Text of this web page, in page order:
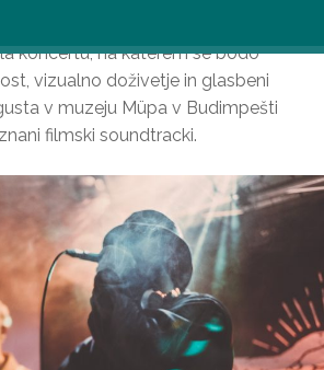
koncertu, na katerem se bodo
vizualno doživetje in glasbeni
v muzeju Müpa v Budimpešti
filmski soundtracki.